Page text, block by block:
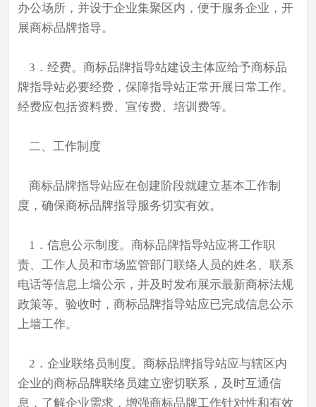
办公场所，并设于企业集聚区内，便于服务企业，开
展商标品牌指导。
3．经费。商标品牌指导站建设主体应给予商标品
牌指导站必要经费，保障指导站正常开展日常工作。
经费应包括资料费、宣传费、培训费等。
二、工作制度
商标品牌指导站应在创建阶段就建立基本工作制
度，确保商标品牌指导服务切实有效。
1．信息公示制度。商标品牌指导站应将工作职
责、工作人员和市场监管部门联络人员的姓名、联系
电话等信息上墙公示，并及时发布展示最新商标法规
政策等。验收时，商标品牌指导站应已完成信息公示
上墙工作。
2．企业联络员制度。商标品牌指导站应与辖区内
企业的商标品牌联络员建立密切联系，及时互通信
息，了解企业需求，增强商标品牌工作针对性和有效